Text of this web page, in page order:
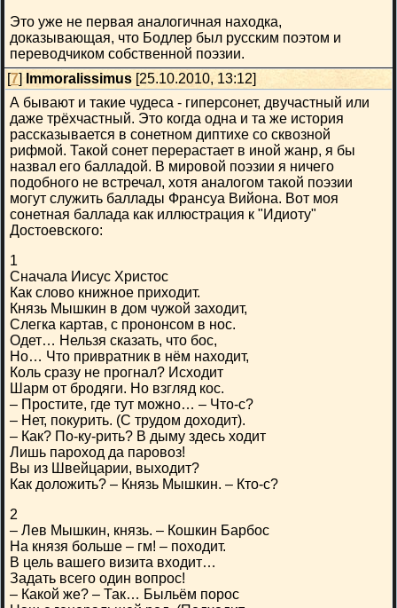
Это уже не первая аналогичная находка,
доказывающая, что Бодлер был русским поэтом и
переводчиком собственной поэзии.
[7] Immoralissimus [25.10.2010, 13:12]
А бывают и такие чудеса - гиперсонет, двучастный или
даже трёхчастный. Это когда одна и та же история
рассказывается в сонетном диптихе со сквозной
рифмой. Такой сонет перерастает в иной жанр, я бы
назвал его балладой. В мировой поэзии я ничего
подобного не встречал, хотя аналогом такой поэзии
могут служить баллады Франсуа Вийона. Вот моя
сонетная баллада как иллюстрация к "Идиоту"
Достоевского:
1
Сначала Иисус Христос
Как слово книжное приходит.
Князь Мышкин в дом чужой заходит,
Слегка картав, с прононсом в нос.
Одет… Нельзя сказать, что бос,
Но… Что привратник в нём находит,
Коль сразу не прогнал? Исходит
Шарм от бродяги. Но взгляд кос.
– Простите, где тут можно… – Что-с?
– Нет, покурить. (С трудом доходит).
– Как? По-ку-рить? В дыму здесь ходит
Лишь пароход да паровоз!
Вы из Швейцарии, выходит?
Как доложить? – Князь Мышкин. – Кто-с?
2
– Лев Мышкин, князь. – Кошкин Барбос
На князя больше – гм! – походит.
В цель вашего визита входит…
Задать всего один вопрос!
– Какой же? – Так… Быльём порос